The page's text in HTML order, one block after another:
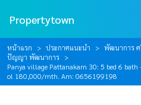
Propertytown
หน้าแรก ประกาศแนะนำ
พัฒนาการ ศ
ปัญญา พัฒนาการ
Panya village Pattanakarn 30: 5 bed 6
ol 180,000/mth. Am: 0656199198